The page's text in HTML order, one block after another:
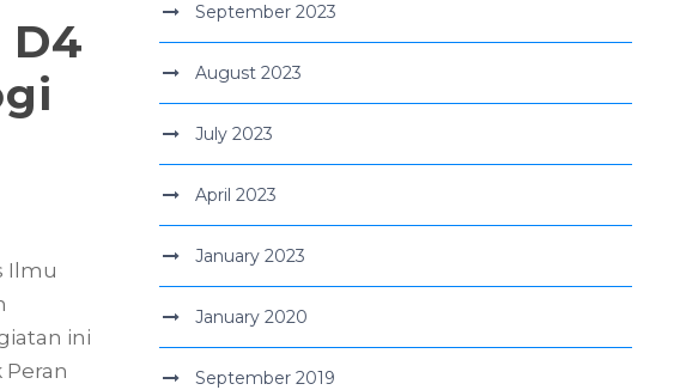
D4
Ilmu
ini
September 2023
August 2023
July 2023
April 2023
January 2023
January 2020
September 2019